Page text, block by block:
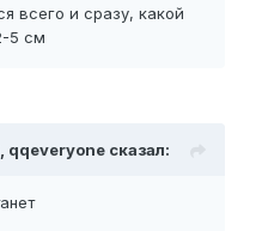
всего и сразу, какой
5 см
сказал: